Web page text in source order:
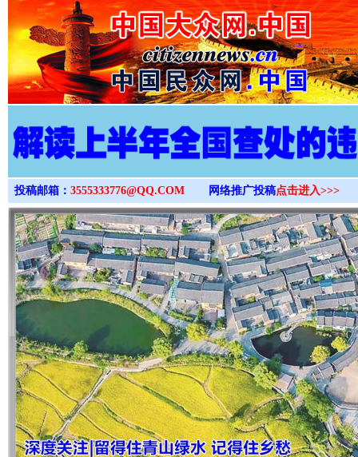
>
投稿邮箱： 3555333776@QQ.COM 网络推广投稿点击进入>>>